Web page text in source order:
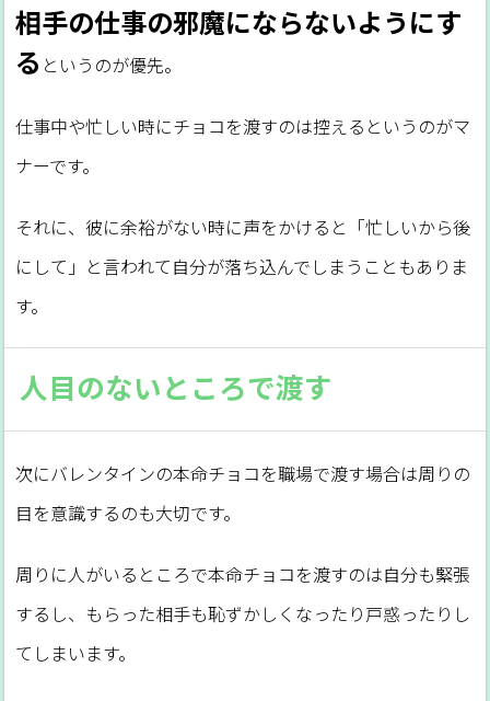
相手の仕事の邪魔にならないようにす
る というのが優先。
仕事中や忙しい時にチョコを渡すのは控えるというのがマ
ナーです。
それに、彼に余裕がない時に声をかけると「忙しいから後
にして」と言われて自分が落ち込んでしまうこともありま
す。
人目のないところで渡す
次にバレンタインの本命チョコを職場で渡す場合は周りの
目を意識するのも大切です。
周りに人がいるところで本命チョコを渡すのは自分も緊張
するし、もらった相手も恥ずかしくなったり戸惑ったりし
てしまいます。